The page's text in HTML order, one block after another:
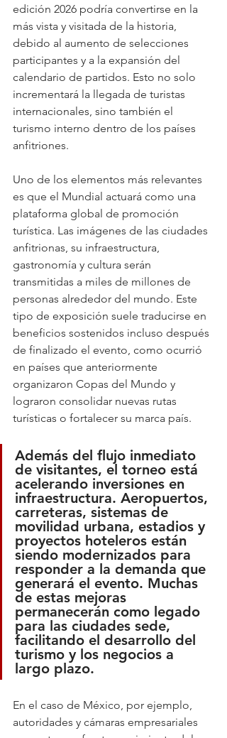
edición 2026 podría convertirse en la
más vista y visitada de la historia,
debido al aumento de selecciones
participantes y a la expansión del
calendario de partidos. Esto no solo
incrementará la llegada de turistas
internacionales, sino también el
turismo interno dentro de los países
anfitriones.
Uno de los elementos más relevantes
es que el Mundial actuará como una
plataforma global de promoción
turística. Las imágenes de las ciudades
anfitrionas, su infraestructura,
gastronomía y cultura serán
transmitidas a miles de millones de
personas alrededor del mundo. Este
tipo de exposición suele traducirse en
beneficios sostenidos incluso después
de finalizado el evento, como ocurrió
en países que anteriormente
organizaron Copas del Mundo y
lograron consolidar nuevas rutas
turísticas o fortalecer su marca país.
Además del flujo inmediato
de visitantes, el torneo está
acelerando inversiones en
infraestructura. Aeropuertos,
carreteras, sistemas de
movilidad urbana, estadios y
proyectos hoteleros están
siendo modernizados para
responder a la demanda que
generará el evento. Muchas
de estas mejoras
permanecerán como legado
para las ciudades sede,
facilitando el desarrollo del
turismo y los negocios a
largo plazo.
En el caso de México, por ejemplo,
autoridades y cámaras empresariales